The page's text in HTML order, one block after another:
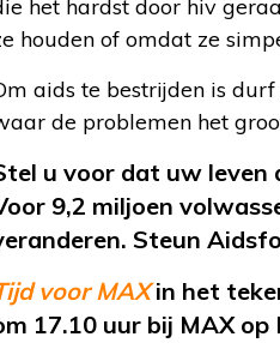
het hardst door hiv
houden of omdat ze
aids te bestrijden is
de problemen het
u voor dat uw leven
9,2 miljoen
Steun
voor MAXin het
17.10 uur bij MAX op